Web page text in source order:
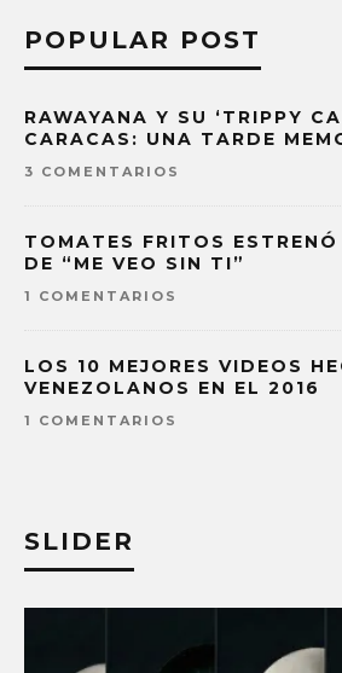
POPULAR POST
RAWAYANA Y SU ‘TRIPPY
CARACAS: UNA TARDE
3 COMENTARIOS
TOMATES FRITOS
DE “ME VEO SIN TI”
1 COMENTARIOS
LOS 10 MEJORES VIDEOS
VENEZOLANOS EN EL 2016
1 COMENTARIOS
SLIDER